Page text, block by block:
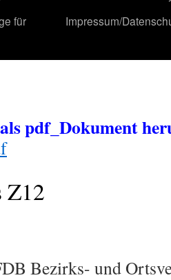
für
Impressum/
pdf_Dokument
Z12
Bezirks- und